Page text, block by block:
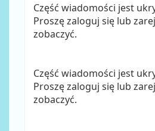
Część wiadomości jest
Proszę zaloguj się lub
zobaczyć.
Część wiadomości jest
Proszę zaloguj się lub
zobaczyć.